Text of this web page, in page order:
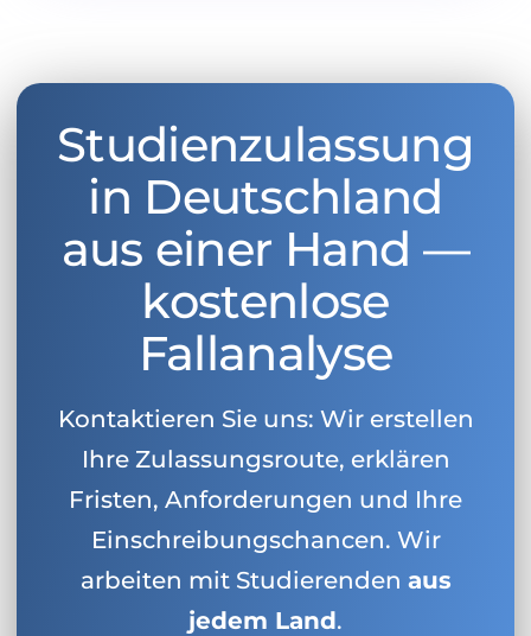
Studienzulassung
in Deutschland
aus einer Hand —
kostenlose
Fallanalyse
Kontaktieren Sie uns: Wir erstellen
Ihre Zulassungsroute, erklären
Fristen, Anforderungen und Ihre
Einschreibungschancen. Wir
arbeiten mit Studierenden aus
jedem Land.